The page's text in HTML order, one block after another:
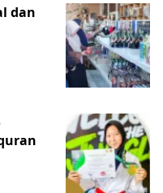
dan